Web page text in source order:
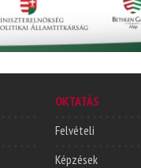
OKTATÁS
Felvételi
Képzések